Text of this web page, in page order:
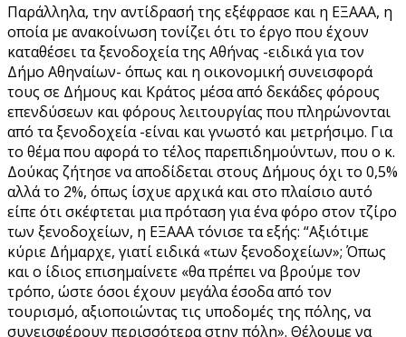
Παράλληλα, την αντίδρασή της εξέφρασε και η ΕΞΑΑΑ, η
οποία με ανακοίνωση τονίζει ότι το έργο που έχουν
καταθέσει τα ξενοδοχεία της Αθήνας -ειδικά για τον
Δήμο Αθηναίων- όπως και η οικονομική συνεισφορά
τους σε Δήμους και Κράτος μέσα από δεκάδες φόρους
επενδύσεων και φόρους λειτουργίας που πληρώνονται
από τα ξενοδοχεία -είναι και γνωστό και μετρήσιμο. Για
το θέμα που αφορά το τέλος παρεπιδημούντων, που ο κ.
Δούκας ζήτησε να αποδίδεται στους Δήμους όχι το 0,5%
αλλά το 2%, όπως ίσχυε αρχικά και στο πλαίσιο αυτό
είπε ότι σκέφτεται μια πρόταση για ένα φόρο στον τζίρο
των ξενοδοχείων, η ΕΞΑΑΑ τόνισε τα εξής: “Αξιότιμε
κύριε Δήμαρχε, γιατί ειδικά «των ξενοδοχείων»; Όπως
και ο ίδιος επισημαίνετε «θα πρέπει να βρούμε τον
τρόπο, ώστε όσοι έχουν μεγάλα έσοδα από τον
τουρισμό, αξιοποιώντας τις υποδομές της πόλης, να
συνεισφέρουν περισσότερα στην πόλη». Θέλουμε να